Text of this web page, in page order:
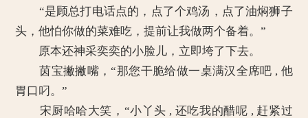
“是顾总打电话点的，点了个鸡汤，点了油焖狮子
头，他怕你做的菜难吃，提前让我做两个备着。”
原本还神采奕奕的小脸儿，立即垮了下去。
茵宝撇撇嘴，“那您干脆给做一桌满汉全席吧 , 他
胃口叼。”
宋厨哈哈大笑，“小丫头 , 还吃我的醋呢 , 赶紧过